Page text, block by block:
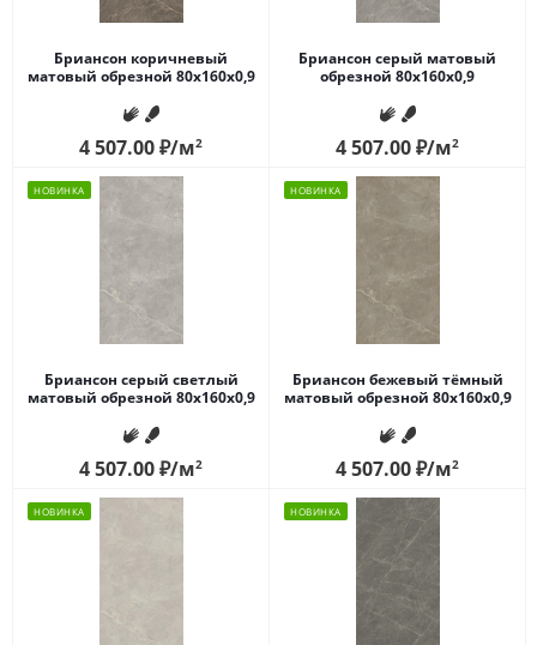
Бриансон коричневый
матовый обрезной 80x160x0,9
4 507.00₽/м2
Бриансон серый матовый
обрезной 80x160x0,9
4 507.00₽/м2
НОВИНКА
Бриансон серый светлый
матовый обрезной 80x160x0,9
4 507.00₽/м2
НОВИНКА
Бриансон бежевый тёмный
матовый обрезной 80x160x0,9
4 507.00₽/м2
НОВИНКА НОВИНКА